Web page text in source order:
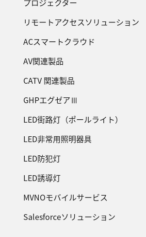
プロジェクター
リモートアクセスソリューション
ACスマートクラウド
AV関連製品
CATV 関連製品
GHPエグゼアⅢ
LED街路灯（ポールライト）
LED非常用照明器具
LED防犯灯
LED誘導灯
MVNOモバイルサービス
Salesforceソリューション